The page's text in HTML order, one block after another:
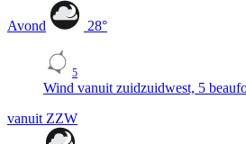
Avond 28°
5
Wind vanuit zuidzuidwest, 5
vanuit ZZW